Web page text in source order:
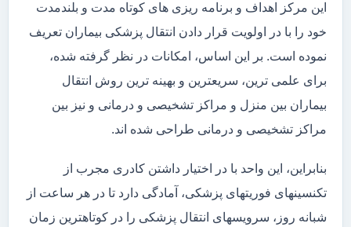
این مرکز اهداف و برنامه ریزی های کوتاه مدت و بلندمدت
خود را با در اولویت قرار دادن انتقال پزشکی بیماران تعریف
نموده است. بر این اساس، امکانات در نظر گرفته شده،
برای علمی ترین، سریعترین و بهینه ترین روش انتقال
بیماران بین منزل و مراکز تشخیصی و درمانی و نیز بین
مراکز تشخیصی و درمانی طراحی شده اند.
بنابراین، این واحد با در اختیار داشتن کادری مجرب از
تکنسینهای فوریتهای پزشکی، آمادگی دارد تا در هر ساعت از
شبانه روز، سرویسهای انتقال پزشکی را در کوتاهترین زمان